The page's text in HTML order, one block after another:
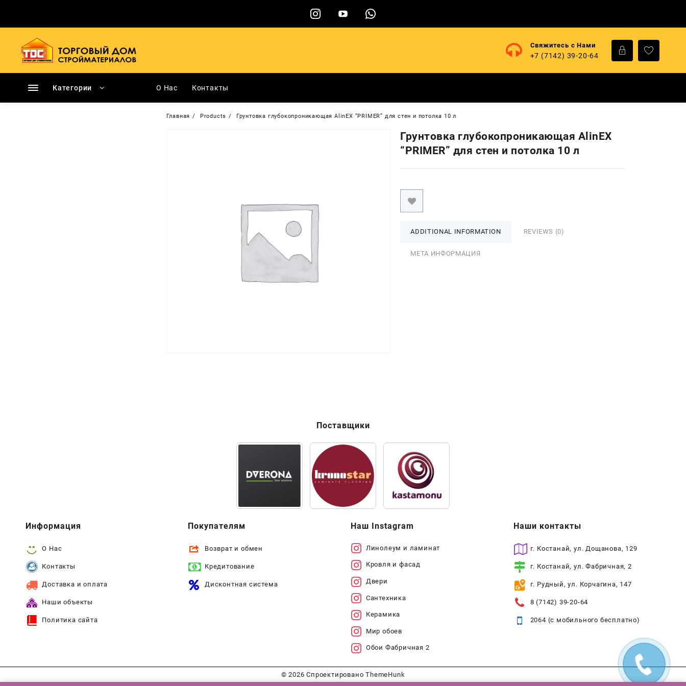
содержимому
Свяжитесь с Нами
+7 (7142) 39-20-64
Категории О Нас Контакты
Главная Products Грунтовка глубокопроникающая AlinEX “PRIMER” для стен и потолка 10 л
Грунтовка глубокопроникающая AlinEX
“PRIMER” для стен и потолка 10 л
ADDITIONAL INFORMATION REVIEWS (0)
МЕТА ИНФОРМАЦИЯ
Поставщики
Информация
О Нас
Контакты
Доставка и оплата
Наши объекты
Политика сайта
Покупателям
Возврат и обмен
Кредитование
Дисконтная система
Наш Instagram
Линолеум и ламинат
Кровля и фасад
Двери
Сантехника
Керамика
Мир обоев
Обои Фабричная 2
Наши контакты
г. Костанай, ул. Дощанова, 129
г. Костанай, ул. Фабричная, 2
г. Рудный, ул. Корчагина, 147
8 (7142) 39-20-64
2064 (с мобильного бесплатно)
© 2026Спроектировано ThemeHunk